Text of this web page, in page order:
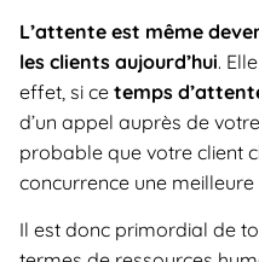
L’attente est même
les clients aujourd’hui.
effet, si ce temps
d’un appel auprès de
probable que votre client
concurrence une
Il est donc primordial de